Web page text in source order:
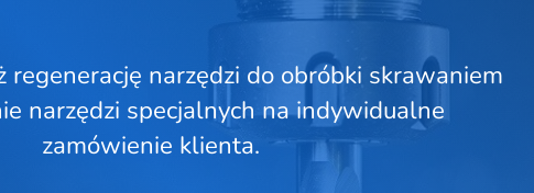
regenerację narzędzi do obróbki skrawaniem
narzędzi specjalnych na indywidualne
zamówienie klienta.